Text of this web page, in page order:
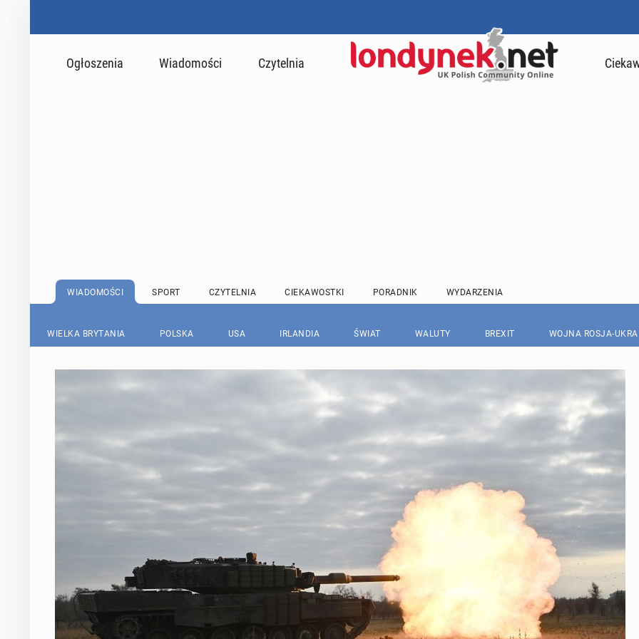
Ogłoszenia Wiadomości Czytelnia
WIADOMOŚCI SPORT CZYTELNIA CIEKAWOSTKI PORADNIK WYDARZENIA
WIELKA BRYTANIA POLSKA USA IRLANDIA ŚWIAT WALUTY BREXIT WOJNA ROSJA-